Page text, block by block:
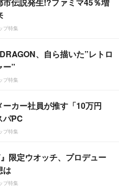
プ特集
、自ら描いた”レトロ
ー”
プ特集
ーカー社員が推す「10万円
パPC
プ特集
』限定ウオッチ、プロデュー
は
プ特集